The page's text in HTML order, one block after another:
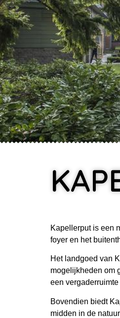
Kapellerput is een
foyer en het
Het landgoed van
mogelijkheden om
een
Bovendien biedt
midden in de